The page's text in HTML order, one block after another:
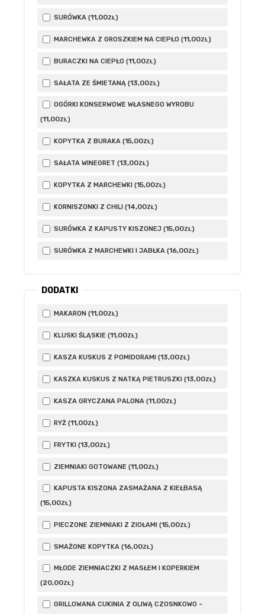
SURÓWKA (11,00ZŁ)
MARCHEWKA Z GROSZKIEM NA CIEPŁO (11,00ZŁ)
BURACZKI NA CIEPŁO (11,00ZŁ)
SAŁATA ZE ŚMIETANĄ (13,00ZŁ)
OGÓRKI KONSERWOWE WŁASNEGO WYROBU
(11,00ZŁ)
KOPYTKA Z BURAKA (15,00ZŁ)
SAŁATA WINEGRET (13,00ZŁ)
KOPYTKA Z MARCHEWKI (15,00ZŁ)
KORNISZONKI Z CHILI (14,00ZŁ)
SURÓWKA Z KAPUSTY KISZONEJ (15,00ZŁ)
SURÓWKA Z MARCHEWKI I JABŁKA (16,00ZŁ)
DODATKI
MAKARON (11,00ZŁ)
KLUSKI ŚLĄSKIE (11,00ZŁ)
KASZA KUSKUS Z POMIDORAMI (13,00ZŁ)
KASZKA KUSKUS Z NATKĄ PIETRUSZKI (13,00ZŁ)
KASZA GRYCZANA PALONA (11,00ZŁ)
RYŻ (11,00ZŁ)
FRYTKI (13,00ZŁ)
ZIEMNIAKI GOTOWANE (11,00ZŁ)
KAPUSTA KISZONA ZASMAŻANA Z KIEŁBASĄ
(15,00ZŁ)
PIECZONE ZIEMNIAKI Z ZIOŁAMI (15,00ZŁ)
SMAŻONE KOPYTKA (16,00ZŁ)
MŁODE ZIEMNIACZKI Z MASŁEM I KOPERKIEM
(20,00ZŁ)
GRILLOWANA CUKINIA Z OLIWĄ CZOSNKOWO –